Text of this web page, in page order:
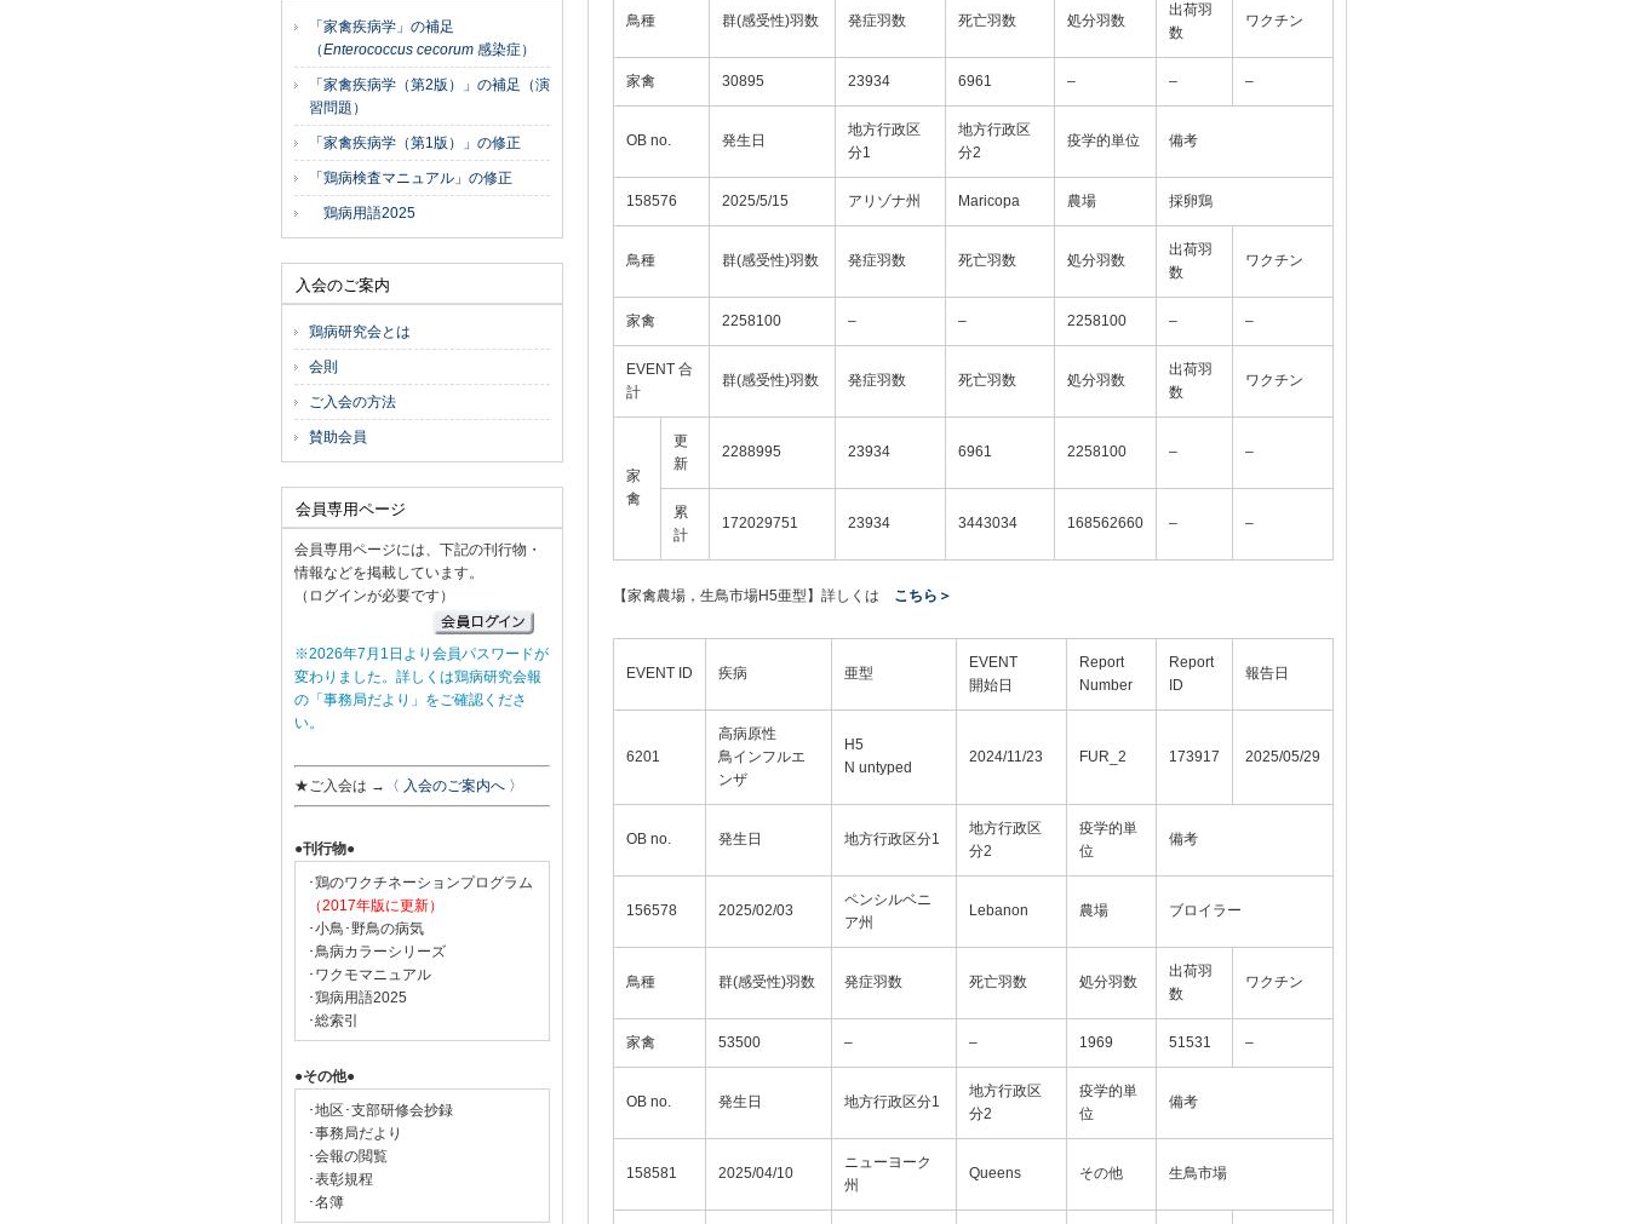
鳥種 群(感受性)羽数 発症羽数 死亡羽数 処分羽数
出荷羽
数
ワクチン
家禽 30895 23934 6961 – – –
OB no. 発生日
地方行政区
分1
地方行政区
分2
疫学的単位 備考
158576 2025/5/15 アリゾナ州 Maricopa 農場 採卵鶏
鳥種 群(感受性)羽数 発症羽数 死亡羽数 処分羽数
出荷羽
数
ワクチン
家禽 2258100 – – 2258100 – –
EVENT 合
計
群(感受性)羽数 発症羽数 死亡羽数 処分羽数
出荷羽
数
ワクチン
家
禽
更
新
2288995 23934 6961 2258100 – –
累
計
172029751 23934 3443034 168562660 – –
【家禽農場，生鳥市場H5亜型】詳しくは こちら＞
EVENT ID 疾病 亜型
EVENT
開始日
Report
Number
Report
ID
報告日
6201
高病原性
鳥インフルエ
ンザ
H5
N untyped
2024/11/23 FUR_2 173917 2025/05/29
OB no. 発生日 地方行政区分1
地方行政区
分2
疫学的単
位
備考
156578 2025/02/03
ペンシルベニ
ア州
Lebanon 農場 ブロイラー
鳥種 群(感受性)羽数 発症羽数 死亡羽数 処分羽数
出荷羽
数
ワクチン
家禽 53500 – – 1969 51531 –
OB no. 発生日 地方行政区分1
地方行政区
分2
疫学的単
位
備考
158581 2025/04/10
ニューヨーク
州
Queens その他 生鳥市場
「家禽疾病学」の補足
（Enterococcus cecorum 感染症）
「家禽疾病学（第2版）」の補足（演
習問題）
「家禽疾病学（第1版）」の修正
「鶏病検査マニュアル」の修正
鶏病用語2025
入会のご案内
鶏病研究会とは
会則
ご入会の方法
賛助会員
会員専用ページ
会員専用ページには、下記の刊行物・
情報などを掲載しています。
（ログインが必要です）
※2026年7月1日より会員パスワードが
変わりました。詳しくは鶏病研究会報
の「事務局だより」をご確認くださ
い。
★ご入会は → 〈 入会のご案内へ 〉
●刊行物●
･鶏のワクチネーションプログラム
（2017年版に更新）
･小鳥･野鳥の病気
･鳥病カラーシリーズ
･ワクモマニュアル
･鶏病用語2025
･総索引
●その他●
･地区･支部研修会抄録
･事務局だより
･会報の閲覧
･表彰規程
･名簿